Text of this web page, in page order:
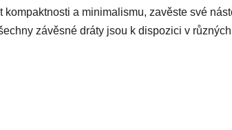
kompaktnosti a minimalismu, zavěste své
závěsné dráty jsou k dispozici v